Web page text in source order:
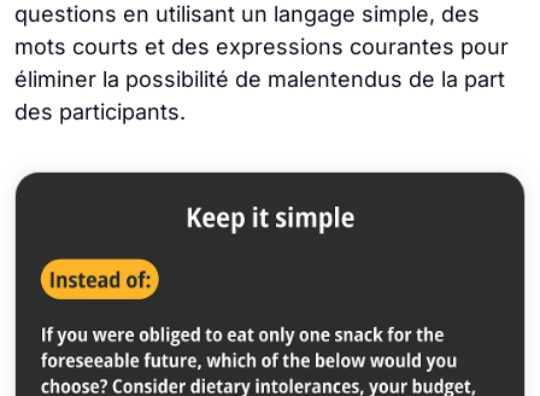
questions en utilisant un langage simple, des
mots courts et des expressions courantes pour
éliminer la possibilité de malentendus de la part
des participants.